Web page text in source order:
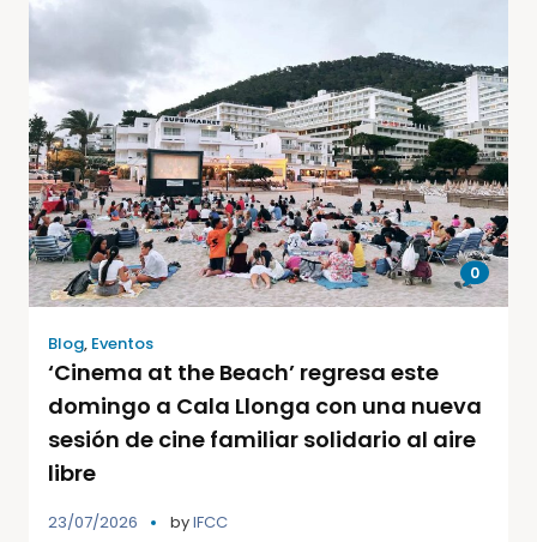
0
Blog, Eventos
‘Cinema at the Beach’ regresa este
domingo a Cala Llonga con una nueva
sesión de cine familiar solidario al aire
libre
23/07/2026 byIFCC